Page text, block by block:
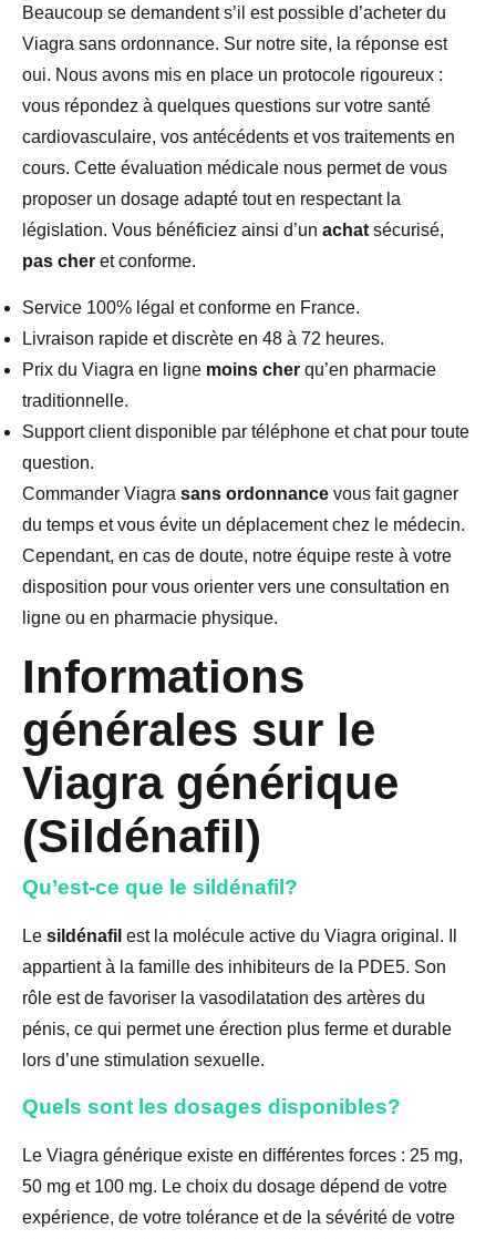
Beaucoup se demandent s’il est possible d’acheter du
Viagra sans ordonnance. Sur notre site, la réponse est
oui. Nous avons mis en place un protocole rigoureux :
vous répondez à quelques questions sur votre santé
cardiovasculaire, vos antécédents et vos traitements en
cours. Cette évaluation médicale nous permet de vous
proposer un dosage adapté tout en respectant la
législation. Vous bénéficiez ainsi d’un achat sécurisé,
pas cher et conforme.
Service 100% légal et conforme en France.
Livraison rapide et discrète en 48 à 72 heures.
Prix du Viagra en ligne moins cher qu’en pharmacie
traditionnelle.
Support client disponible par téléphone et chat pour toute
question.
Commander Viagra sans ordonnance vous fait gagner
du temps et vous évite un déplacement chez le médecin.
Cependant, en cas de doute, notre équipe reste à votre
disposition pour vous orienter vers une consultation en
ligne ou en pharmacie physique.
Informations
générales sur le
Viagra générique
(Sildénafil)
Qu’est-ce que le sildénafil?
Le sildénafil est la molécule active du Viagra original. Il
appartient à la famille des inhibiteurs de la PDE5. Son
rôle est de favoriser la vasodilatation des artères du
pénis, ce qui permet une érection plus ferme et durable
lors d’une stimulation sexuelle.
Quels sont les dosages disponibles?
Le Viagra générique existe en différentes forces : 25 mg,
50 mg et 100 mg. Le choix du dosage dépend de votre
expérience, de votre tolérance et de la sévérité de votre